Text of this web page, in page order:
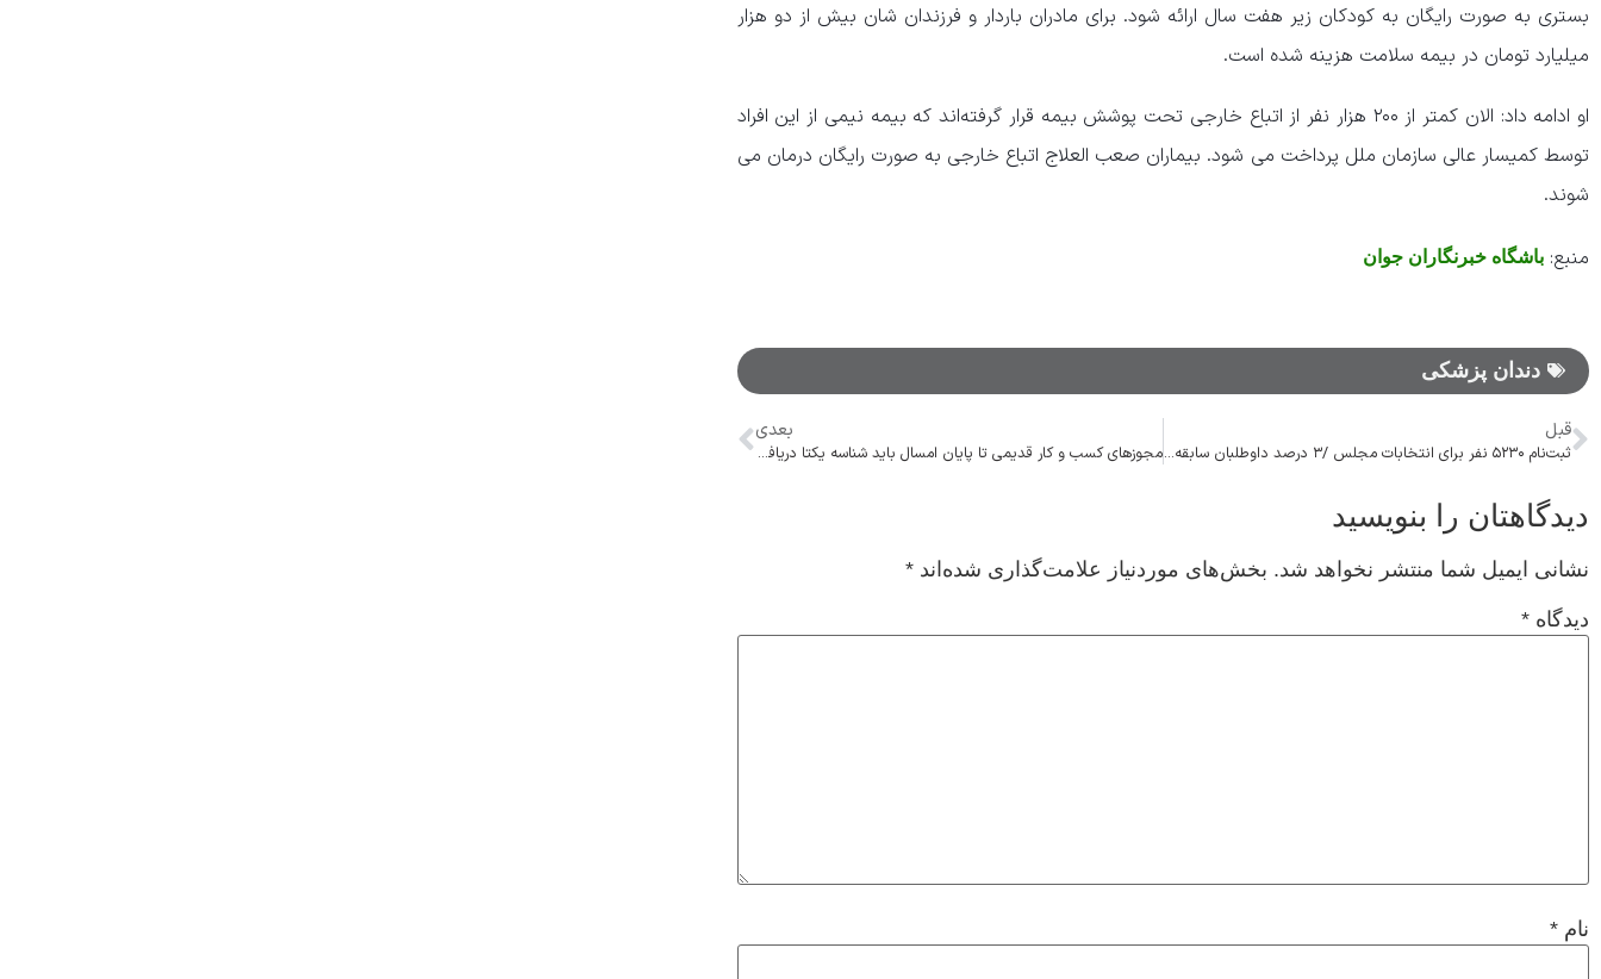
بستری به صورت رایگان به کودکان زیر هفت سال ارائه شود. برای مادران باردار و فرزندان شان بیش از دو هزار
میلیارد تومان در بیمه سلامت هزینه شده است.
او ادامه داد: الان کمتر از ۲۰۰ هزار نفر از اتباع خارجی تحت پوشش بیمه قرار گرفته‌اند که بیمه نیمی از این افراد
توسط کمیسار عالی سازمان ملل پرداخت می شود. بیماران صعب العلاج اتباع خارجی به صورت رایگان درمان می
شوند.
منبع: باشگاه خبرنگاران جوان
دندان پزشکی
قبل
ثبت‌نام ۵۲۳۰ نفر برای انتخابات مجلس /۳ درصد داوطلبان سابقه سه دوره اخیر مجلس را دارند
بعدی
مجوز‌های کسب و کار قدیمی تا پایان امسال باید شناسه یکتا دریافت کنند
دیدگاهتان را بنویسید
نشانی ایمیل شما منتشر نخواهد شد. بخش‌های موردنیاز علامت‌گذاری شده‌اند *
دیدگاه *
نام *